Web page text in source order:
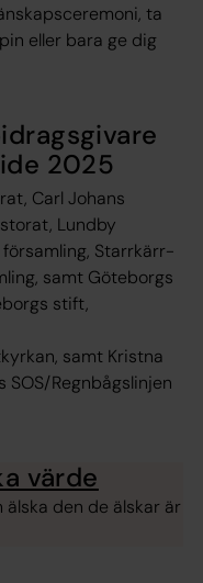
ta
eller bara ge dig
2025
Carl Johans
Lundby
Starrkärr-
samt Göteborgs
stift,
samt Kristna
SOS/Regnbågslinjen
värde
den de älskar är